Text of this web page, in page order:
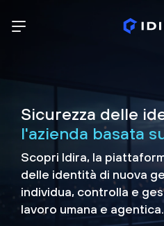
Sicurezza delle
l'azienda basata
Scopri Idira, la
delle identità di nuova
individua, controlla e
lavoro umana e agentica.